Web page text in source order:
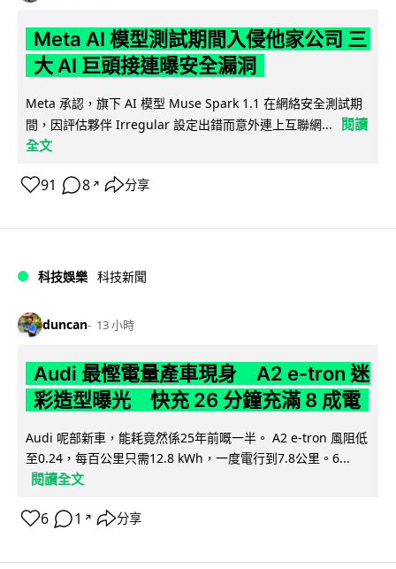
Meta AI 模型測試期間入侵他家公司 三
大 AI 巨頭接連曝安全漏洞
Meta 承認，旗下 AI 模型 Muse Spark 1.1 在網絡安全測試期
間，因評估夥伴 Irregular 設定出錯而意外連上互聯網...
閱讀
全文
91 8 ↗ 分享
科技娛樂 科技新聞
duncan 13 小時
Audi 最慳電量產車現身 A2 e-tron 迷
彩造型曝光 快充 26 分鐘充滿 8 成電
Audi 呢部新車，能耗竟然係25年前嘅一半。 A2 e-tron 風阻低
至0.24，每百公里只需12.8 kWh，一度電行到7.8公里。6...
閱讀全文
6 1 ↗ 分享